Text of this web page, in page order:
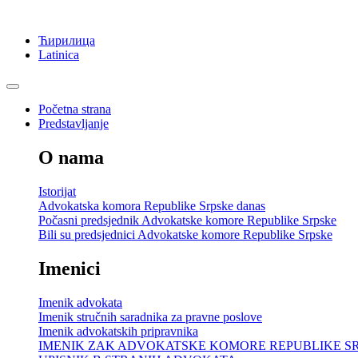
Ћирилица
Latinica
Početna strana
Predstavljanje
O nama
Istorijat
Advokatska komora Republike Srpske danas
Počasni predsjednik Advokatske komore Republike Srpske
Bili su predsjednici Advokatske komore Republike Srpske
Imenici
Imenik advokata
Imenik stručnih saradnika za pravne poslove
Imenik advokatskih pripravnika
IMENIK ZAK ADVOKATSKE KOMORE REPUBLIKE